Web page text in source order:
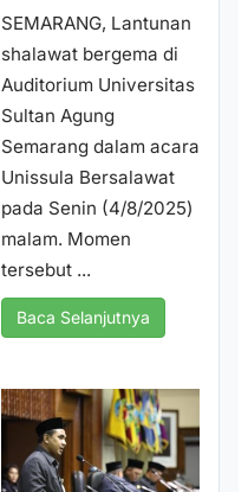
SEMARANG, Lantunan
shalawat bergema di
Auditorium Universitas
Sultan Agung
Semarang dalam acara
Unissula Bersalawat
pada Senin (4/8/2025)
malam. Momen
tersebut ...
Baca Selanjutnya